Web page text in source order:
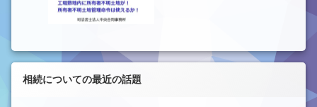
相続についての最近の話題